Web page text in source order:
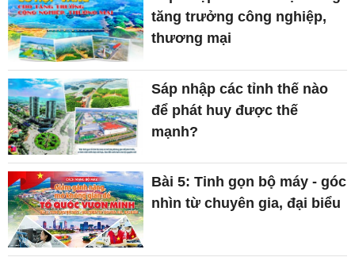
tăng trưởng công nghiệp,
thương mại
Sáp nhập các tỉnh thế nào
để phát huy được thế
mạnh?
Bài 5: Tinh gọn bộ máy - góc
nhìn từ chuyên gia, đại biểu